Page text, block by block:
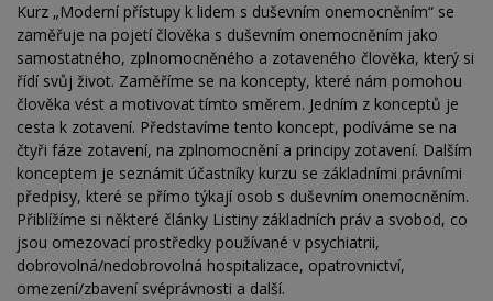
Kurz „Moderní přístupy k lidem s duševním onemocněním“ se
zaměřuje na pojetí člověka s duševním onemocněním jako
samostatného, zplnomocněného a zotaveného člověka, který si
řídí svůj život. Zaměříme se na koncepty, které nám pomohou
člověka vést a motivovat tímto směrem. Jedním z konceptů je
cesta k zotavení. Představíme tento koncept, podíváme se na
čtyři fáze zotavení, na zplnomocnění a principy zotavení. Dalším
konceptem je seznámit účastníky kurzu se základními právními
předpisy, které se přímo týkají osob s duševním onemocněním.
Přiblížíme si některé články Listiny základních práv a svobod, co
jsou omezovací prostředky používané v psychiatrii,
dobrovolná/nedobrovolná hospitalizace, opatrovnictví,
omezení/zbavení svéprávnosti a další.